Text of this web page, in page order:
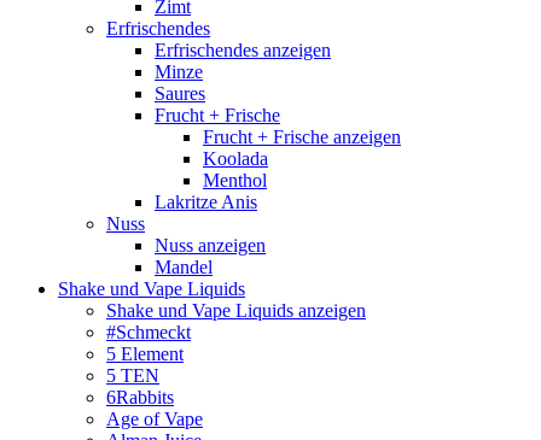
Zimt
Erfrischendes
Erfrischendes anzeigen
Minze
Saures
Frucht + Frische
Frucht + Frische anzeigen
Koolada
Menthol
Lakritze Anis
Nuss
Nuss anzeigen
Mandel
Shake und Vape Liquids
Shake und Vape Liquids anzeigen
#Schmeckt
5 Element
5 TEN
6Rabbits
Age of Vape